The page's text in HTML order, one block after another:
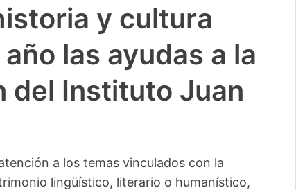
y cultura
las ayudas a la
del Instituto Juan
a los temas vinculados con la
lingüístico, literario o humanístico,